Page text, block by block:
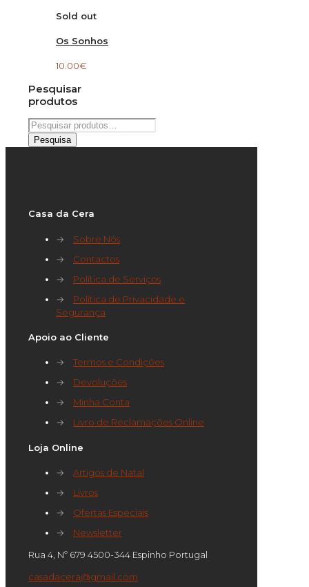
Sold out
Os Sonhos
10.00€
Pesquisar
produtos
Pesquisar
por:
Pesquisa
Casa da Cera
→
Sobre Nós
→
Contactos
→
Política de Serviços
→
Política de Privacidade e
Segurança
Apoio ao Cliente
→
Termos e Condições
→
Devoluções
→
Minha Conta
→
Livro de Reclamações Online
Loja Online
→
Artigos de Natal
→
Livros
→
Ofertas Especiais
→
Newsletter
Rua 4, Nº 679 4500-344 Espinho Portugal
casadacera@gmail.com